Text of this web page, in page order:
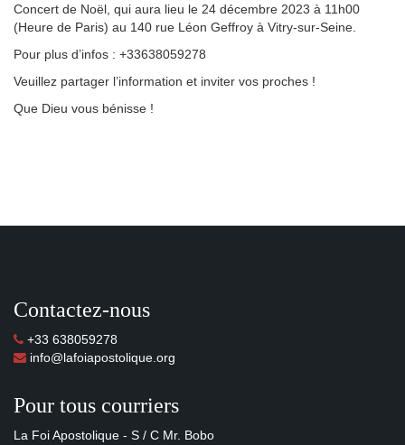
Concert de Noël, qui aura lieu le 24 décembre 2023 à 11h00
(Heure de Paris) au 140 rue Léon Geffroy à Vitry-sur-Seine.
Pour plus d’infos : +33638059278
Veuillez partager l’information et inviter vos proches !
Que Dieu vous bénisse !
Contactez-nous
+33 638059278
info@lafoiapostolique.org
Pour tous courriers
La Foi Apostolique - S / C Mr. Bobo